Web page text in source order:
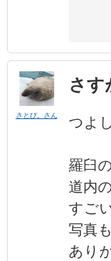
さとぴ。さん
さす
つよ
羅臼
道内
すご
写真
あり